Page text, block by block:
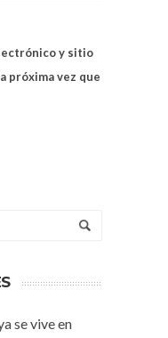
y sitio
próxima vez que
se vive en